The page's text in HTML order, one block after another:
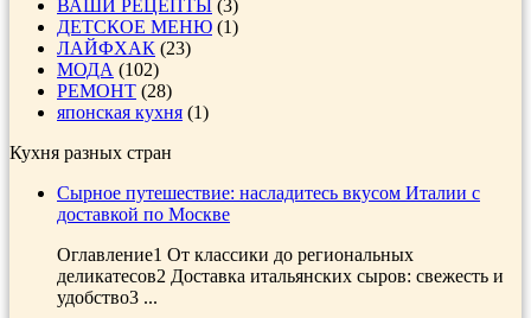
ВАШИ РЕЦЕПТЫ (3)
ДЕТСКОЕ МЕНЮ (1)
ЛАЙФХАК (23)
МОДА (102)
РЕМОНТ (28)
японская кухня (1)
Кухня разных стран
Сырное путешествие: насладитесь вкусом Италии с
доставкой по Москве
Оглавление1 От классики до региональных
деликатесов2 Доставка итальянских сыров: свежесть и
удобство3 ...